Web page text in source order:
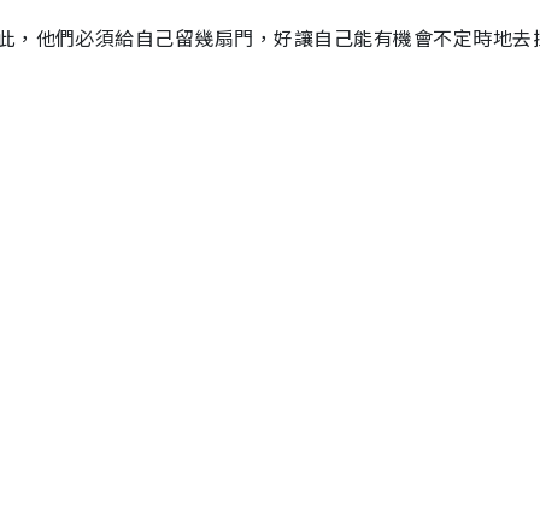
他們必須給自己留幾扇門，好讓自己能有機會不定時地去